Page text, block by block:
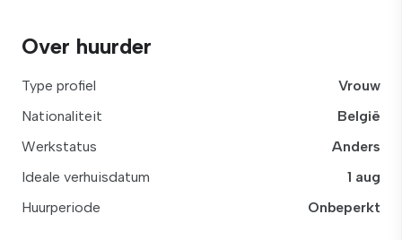
Over huurder
Type profiel
Vrouw
Nationaliteit
België
Werkstatus
Anders
Ideale verhuisdatum
1 aug
Huurperiode
Onbeperkt